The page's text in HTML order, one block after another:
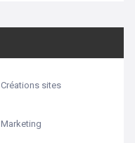
Créations sites
Marketing